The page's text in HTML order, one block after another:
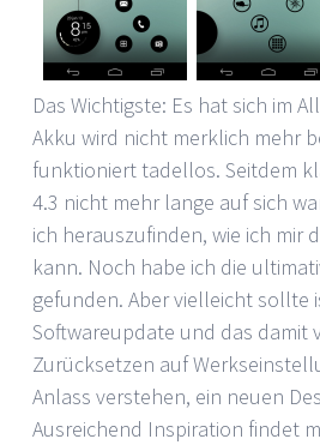
Das Wichtigste: Es hat sich im
Akku wird nicht merklich mehr
funktioniert tadellos. Seitdem
4.3 nicht mehr lange auf sich
ich herauszufinden, wie ich mir
kann. Noch habe ich die
gefunden. Aber vielleicht sollte
Softwareupdate und das damit
Zurücksetzen auf
Anlass verstehen, ein neuen
Ausreichend Inspiration findet